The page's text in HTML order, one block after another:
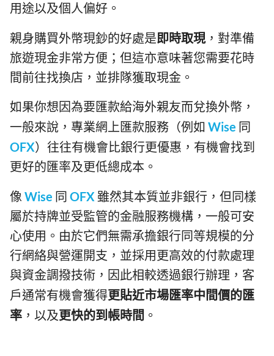
用途以及個人偏好。
親身購買外幣現鈔的好處是即時取現，對準備
旅遊現金非常方便；但這亦意味著您需要花時
間前往找換店，並排隊獲取現金。
如果你想因為要匯款給海外親友而兌換外幣，
一般來說，專業網上匯款服務（例如 Wise 同
OFX）往往有機會比銀行更優惠，有機會找到
更好的匯率及更低總成本。
像 Wise 同 OFX 雖然其本質並非銀行，但同樣
屬於持牌並受監管的金融服務機構，一般可安
心使用。由於它們無需承擔銀行同等規模的分
行網絡與營運開支，並採用更高效的付款處理
與資金調撥技術，因此相較透過銀行辦理，客
戶通常有機會獲得更貼近市場匯率中間價的匯
率 ，以及更快的到帳時間 。